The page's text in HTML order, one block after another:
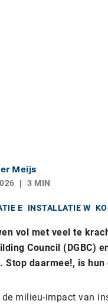
Meijs
3 MIN
E INSTALLATIE W
vol met veel te
Council (DGBC)
Stop daarmee!, is hun
milieu-impact van